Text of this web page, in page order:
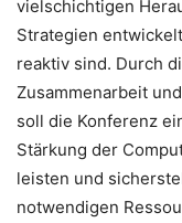
vielschichtigen
Strategien
reaktiv sind. Durch
Zusammenarbeit
soll die Konferenz
Stärkung der
leisten und
notwendigen